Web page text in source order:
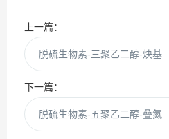
上一篇：
脱硫生物素-三聚乙二醇-炔基
下一篇：
脱硫生物素-五聚乙二醇-叠氮